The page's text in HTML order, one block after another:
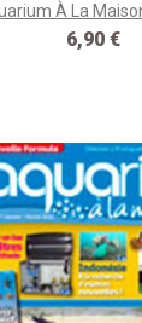
À La Maison
Prix
6,90 €